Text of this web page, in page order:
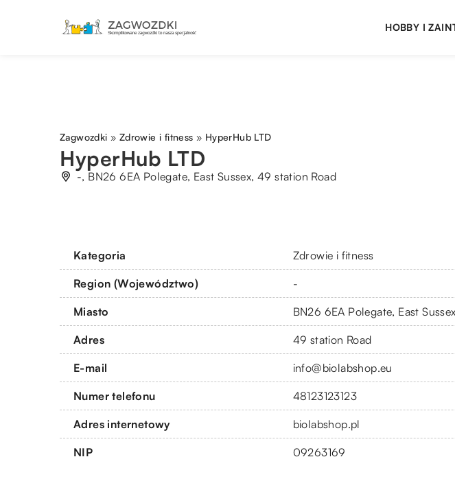
HOBBY I
Zagwozdki » Zdrowie i fitness » HyperHub LTD
HyperHub LTD
-, BN26 6EA Polegate, East Sussex, 49 station Road
Kategoria Zdrowie i fitness
Region (Województwo) -
Miasto BN26 6EA Polegate, East Sussex
Adres 49 station Road
E-mail info@biolabshop.eu
Numer telefonu 48123123123
Adres internetowy biolabshop.pl
NIP 09263169